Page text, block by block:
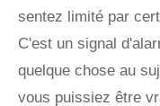
sentez limité par
C'est un signal
quelque chose au
vous puissiez être